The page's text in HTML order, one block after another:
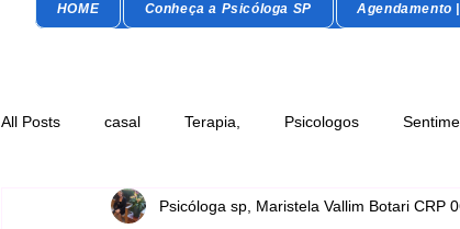
HOME Conheça a Psicóloga SP Agendamento
All Posts casal Terapia, Psicologos
Psicoeducação Psicóloga sp, Maristela Vallim Botari CRP